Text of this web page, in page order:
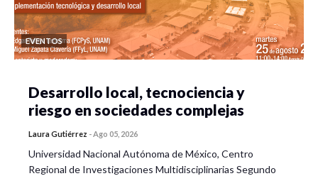
EVENTOS
Desarrollo local, tecnociencia y
riesgo en sociedades complejas
Laura Gutiérrez -Ago 05, 2026
Universidad Nacional Autónoma de México, Centro
Regional de Investigaciones Multidisciplinarias Segundo